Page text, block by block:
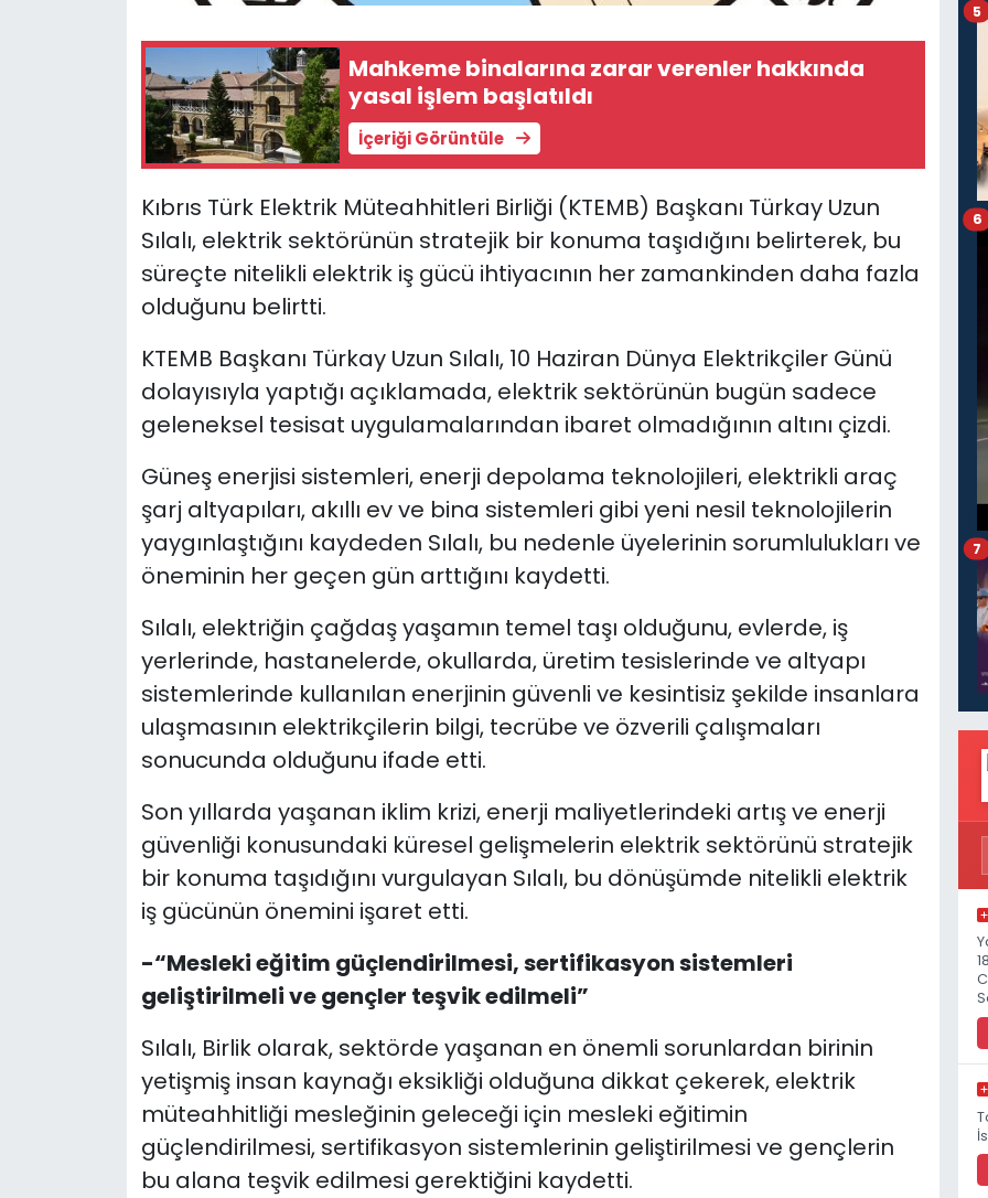
Mahkeme binalarına zarar verenler hakkında
yasal işlem başlatıldı
İçeriği Görüntüle
Kıbrıs Türk Elektrik Müteahhitleri Birliği (KTEMB) Başkanı Türkay Uzun
Sılalı, elektrik sektörünün stratejik bir konuma taşıdığını belirterek, bu
süreçte nitelikli elektrik iş gücü ihtiyacının her zamankinden daha fazla
olduğunu belirtti.
KTEMB Başkanı Türkay Uzun Sılalı, 10 Haziran Dünya Elektrikçiler Günü
dolayısıyla yaptığı açıklamada, elektrik sektörünün bugün sadece
geleneksel tesisat uygulamalarından ibaret olmadığının altını çizdi.
Güneş enerjisi sistemleri, enerji depolama teknolojileri, elektrikli araç
şarj altyapıları, akıllı ev ve bina sistemleri gibi yeni nesil teknolojilerin
yaygınlaştığını kaydeden Sılalı, bu nedenle üyelerinin sorumlulukları ve
öneminin her geçen gün arttığını kaydetti.
Sılalı, elektriğin çağdaş yaşamın temel taşı olduğunu, evlerde, iş
yerlerinde, hastanelerde, okullarda, üretim tesislerinde ve altyapı
sistemlerinde kullanılan enerjinin güvenli ve kesintisiz şekilde insanlara
ulaşmasının elektrikçilerin bilgi, tecrübe ve özverili çalışmaları
sonucunda olduğunu ifade etti.
Son yıllarda yaşanan iklim krizi, enerji maliyetlerindeki artış ve enerji
güvenliği konusundaki küresel gelişmelerin elektrik sektörünü stratejik
bir konuma taşıdığını vurgulayan Sılalı, bu dönüşümde nitelikli elektrik
iş gücünün önemini işaret etti.
-“Mesleki eğitim güçlendirilmesi, sertifikasyon sistemleri
geliştirilmeli ve gençler teşvik edilmeli”
Sılalı, Birlik olarak, sektörde yaşanan en önemli sorunlardan birinin
yetişmiş insan kaynağı eksikliği olduğuna dikkat çekerek, elektrik
müteahhitliği mesleğinin geleceği için mesleki eğitimin
güçlendirilmesi, sertifikasyon sistemlerinin geliştirilmesi ve gençlerin
bu alana teşvik edilmesi gerektiğini kaydetti.
5
6
7
Teknoloji
Video Galeri